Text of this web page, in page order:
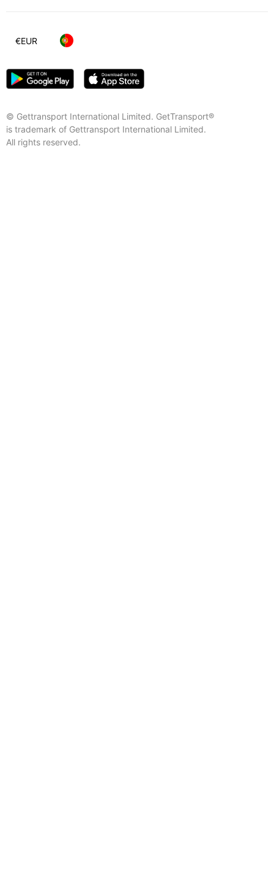
© Gettransport International Limited. GetTransport®
is trademark of Gettransport International Limited.
All rights reserved.
€EUR